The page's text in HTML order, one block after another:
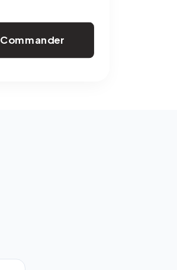
Commander